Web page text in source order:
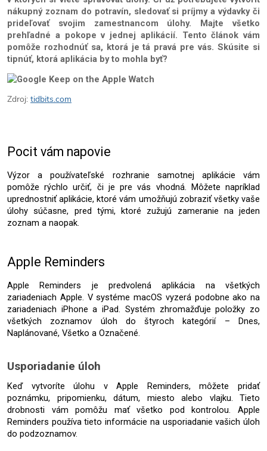
nákupný zoznam do potravín, sledovať si príjmy a výdavky či
prideľovať svojim zamestnancom úlohy. Majte všetko
prehľadné a pokope v jednej aplikácií. Tento článok vám
pomôže rozhodnúť sa, ktorá je tá pravá pre vás. Skúsite si
tipnúť, ktorá aplikácia by to mohla byť?
Zdroj: tidbits.com
Pocit vám napovie
Výzor a používateľské rozhranie samotnej aplikácie vám
pomôže rýchlo určiť, či je pre vás vhodná. Môžete napríklad
uprednostniť aplikácie, ktoré vám umožňujú zobraziť všetky vaše
úlohy súčasne, pred tými, ktoré zužujú zameranie na jeden
zoznam a naopak.
Apple Reminders
Apple Reminders je predvolená aplikácia na všetkých
zariadeniach Apple. V systéme macOS vyzerá podobne ako na
zariadeniach iPhone a iPad. Systém zhromažďuje položky zo
všetkých zoznamov úloh do štyroch kategórií – Dnes,
Naplánované, Všetko a Označené.
Usporiadanie úloh
Keď vytvoríte úlohu v Apple Reminders, môžete pridať
poznámku, pripomienku, dátum, miesto alebo vlajku. Tieto
drobnosti vám pomôžu mať všetko pod kontrolou. Apple
Reminders používa tieto informácie na usporiadanie vašich úloh
do podzoznamov.